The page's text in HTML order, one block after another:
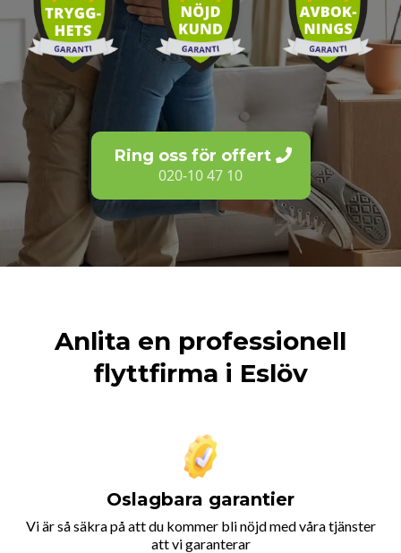
Ring oss för offert
020-10 47 10
Anlita en professionell
flyttfirma i Eslöv
Oslagbara garantier
Vi är så säkra på att du kommer bli nöjd med våra tjänster
att vi garanterar